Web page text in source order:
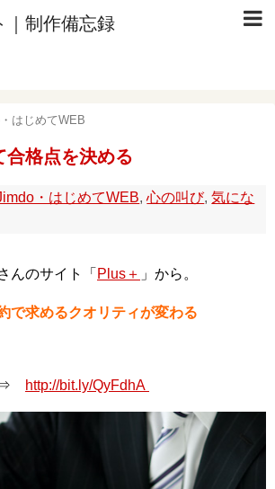
制作備忘録
はじめてWEB
合格点を決める
・はじめてWEB,心の叫び,気にな
んのサイト「 Plus＋ 」から。
で求めるクオリティが変わる
⇒
http://bit.ly/QyFdhA